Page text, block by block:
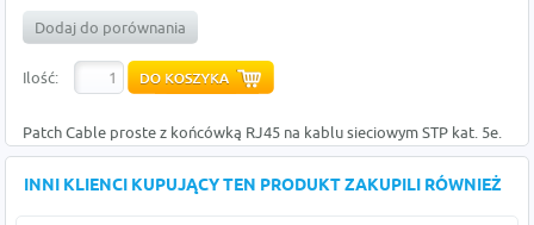
Dodaj do porównania
Ilość:
Patch Cable proste z końcówką RJ45 na kablu sieciowym STP kat. 5e.
INNI KLIENCI KUPUJĄCY TEN PRODUKT ZAKUPILI RÓWNIEŻ